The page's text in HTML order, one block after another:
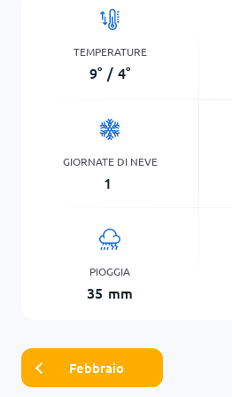
TEMPERATURE
9° / 4°
GIORNATE DI NEVE
1
PIOGGIA
35 mm
Febbraio